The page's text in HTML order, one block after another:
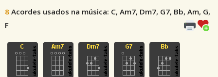
8 Acordes usados na música: C, Am7, Dm7, G7, Bb, Am, G,
F